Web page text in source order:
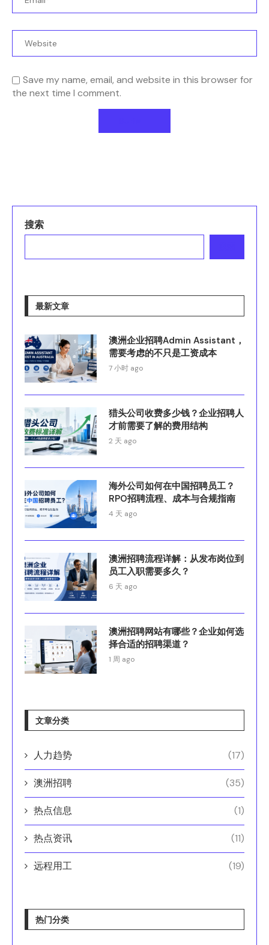
Save my name, email, and website in this browser for
the next time I comment.
搜索
最新文章
澳洲企业招聘Admin Assistant，
需要考虑的不只是工资成本
7 小时 ago
猎头公司收费多少钱？企业招聘人
才前需要了解的费用结构
2 天 ago
海外公司如何在中国招聘员工？
RPO招聘流程、成本与合规指南
4 天 ago
澳洲招聘流程详解：从发布岗位到
员工入职需要多久？
6 天 ago
澳洲招聘网站有哪些？企业如何选
择合适的招聘渠道？
1 周 ago
文章分类
人力趋势 (17)
澳洲招聘 (35)
热点信息 (1)
热点资讯 (11)
远程用工 (19)
热门分类